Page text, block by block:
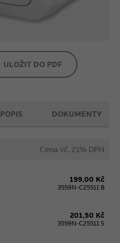
ULOŽIT DO PDF
Cena vč. 21% DPH
199,00 Kč
3559N-C25511 B
201,50 Kč
3559N-C25511 S
POPIS DOKUMENTY